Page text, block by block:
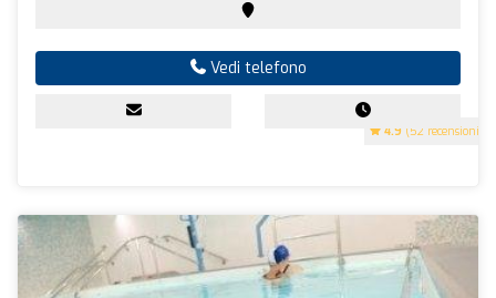
4.9 (52 recensioni)
Vedi telefono